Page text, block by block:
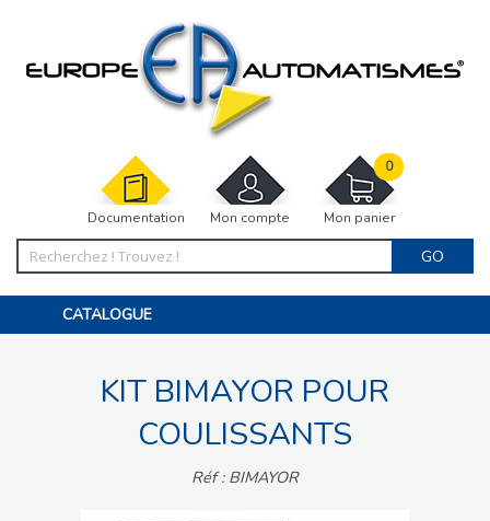
Documentation Mon compte Mon panier
0
GO
CATALOGUE
MOTORISATIONS
ACCESSOIRES ET ELECTRONIQUES
INTERPHONES VISIOPHONES
KIT BIMAYOR POUR
COULISSANTS
Réf : BIMAYOR